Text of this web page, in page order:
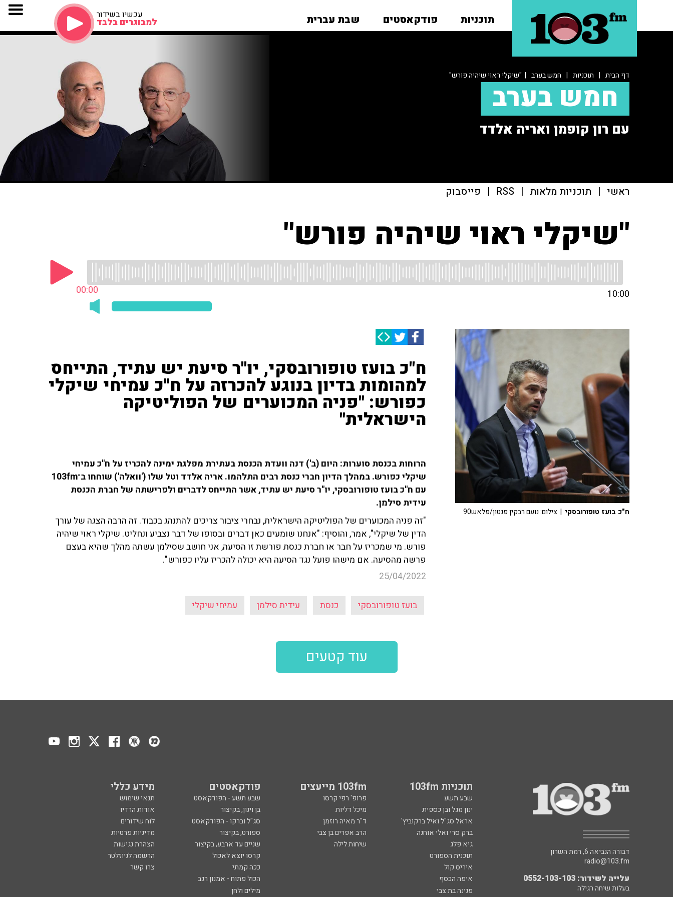
תוכניות פודקאסטים שבת עברית עכשיו בשידור
למבוגרים בלבד
דף הבית | תוכניות | חמש בערב | "שיקלי ראוי שיהיה פורש"
חמש בערב
עם רון קופמן ואריה אלדד
ראשי | תוכניות מלאות |
RSS
| פייסבוק
"שיקלי ראוי שיהיה פורש"
00:00 10:00
ח"כ בועז טופורובסקי, יו"ר סיעת יש עתיד, התייחס
למהומות בדיון בנוגע להכרזה על ח"כ עמיחי שיקלי
כפורש: "פניה המכוערים של הפוליטיקה
הישראלית"
הרוחות בכנסת סוערות: היום (ב') דנה וועדת הכנסת בעתירת מפלגת ימינה להכריז על ח"כ עמיחי
שיקלי כפורש. במהלך הדיון חברי כנסת רבים התלהמו. אריה אלדד וטל שלו ('וואלה') שוחחו ב־103fm
עם ח"כ בועז טופורובסקי, יו"ר סיעת יש עתיד, אשר התייחס לדברים ולפרישתה של חברת הכנסת
עידית סילמן.
"זה פניה המכוערים של הפוליטיקה הישראלית, נבחרי ציבור צריכים להתנהג בכבוד. זה הרבה הצגה של עורך
הדין של שיקלי", אמר, והוסיף: "אנחנו שומעים כאן דברים ובסופו של דבר נצביע ונחליט. שיקלי ראוי שיהיה
פורש. מי שמכריז על חבר או חברת כנסת פורשת זו הסיעה, אני חושב שסילמן עשתה מהלך שהיא בעצם
פרשה מהסיעה. אם מישהו פועל נגד הסיעה היא יכולה להכריז עליו כפורש".
25/04/2022
בועז טופורובסקי כנסת עידית סילמן עמיחי שיקלי
ח"כ בועז טופורובסקי | צילום: נועם רבקין פנטון/פלאש90
עוד קטעים
תוכניות 103fm 103fm מייעצים פודקאסטים מידע כללי
שבע תשע פרופ' רפי קרסו שבע תשע - הפודקאסט
תנאי שימוש
ינון מגל ובן כספית
מיכל דליות בן וינון, בקיצור
אודות הרדיו
אראל סג"ל ואיל ברקוביץ'
ד"ר מאיה רוזמן סג"ל וברקו - הפודקאסט
לוח שידורים
ברק סרי ואלי אוחנה
הרב אפרים בן צבי ספורט, בקיצור
מדיניות פרטיות
גיא פלג
שיחות לילה שניים עד ארבע, בקיצור
הצהרת נגישות
תוכנית הספורט
קרסו יוצא לאכול
הרשמה לניוזלטר
איריס קול
ככה קמתי
צרו קשר
איפה הכסף
הכול פתוח - אמנון רגב
פנינה בת צבי
מילים ולחן
דבורה הנביאה 6, רמת השרון
radio@103.fm
עלייה לשידור: 0552-103-103
בעלות שיחה רגילה